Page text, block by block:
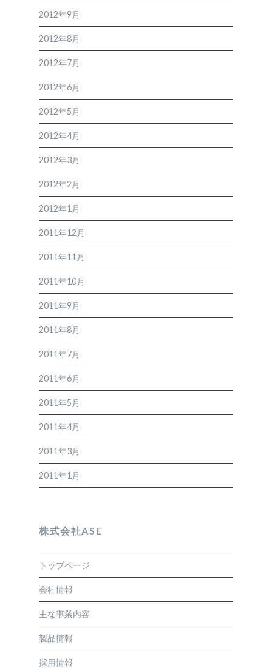
2012年9月
2012年8月
2012年7月
2012年6月
2012年5月
2012年4月
2012年3月
2012年2月
2012年1月
2011年12月
2011年11月
2011年10月
2011年9月
2011年8月
2011年7月
2011年6月
2011年5月
2011年4月
2011年3月
2011年1月
株式会社ASE
トップページ
会社情報
主な事業内容
製品情報
採用情報